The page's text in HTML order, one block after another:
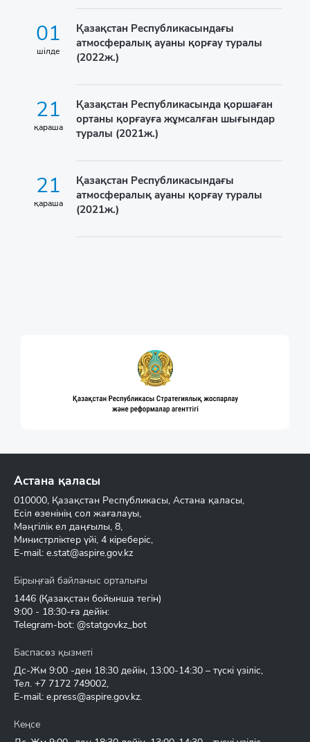
01
шілде
Қазақстан Республикасындағы
атмосфералық ауаны қорғау туралы
(2022ж.)
21
қараша
Қазақстан Республикасында қоршаған
ортаны қорғауға жұмсалған шығындар
туралы (2021ж.)
21
қараша
Қазақстан Республикасындағы
атмосфералық ауаны қорғау туралы
(2021ж.)
Астана қаласы
010000, Қазақстан Республикасы, Астана қаласы,
Есіл өзенінің сол жағалауы,
Мәңгілік ел даңғылы, 8,
Министрліктер үйі, 4 кіреберіс,
E-mail: e.stat@aspire.gov.kz
Бірыңғай байланыс орталығы
1446 (Қазақстан бойынша тегін)
9:00 - 18:30-ға дейін:
Telegram-bot: @statgovkz_bot
Баспасөз қызметі
Дс-Жм 9:00 -ден 18:30 дейін, 13:00-14:30 – түскі үзіліс,
Тел. +7 7172 749002,
E-mail: e.press@aspire.gov.kz.
Кеңсе